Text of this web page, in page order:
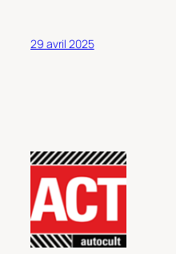
29 avril 2025